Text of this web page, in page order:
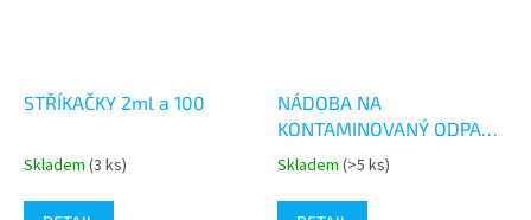
STŘÍKAČKY 2ml a 100
Průměrné
produktu
Skladem (3 ks)
NÁDOBA NA
KONTAMINOVANÝ ODPAD
20L
Průměrné
produktu
Skladem (>5 ks)